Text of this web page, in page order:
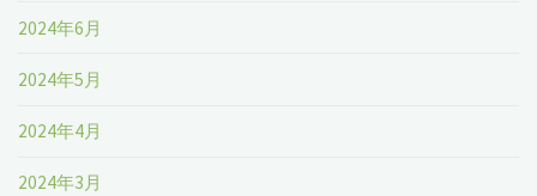
2024年6月
2024年5月
2024年4月
2024年3月